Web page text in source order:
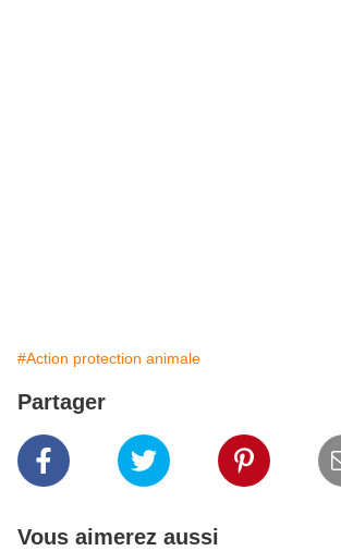
#Action protection animale
Partager
Vous aimerez aussi